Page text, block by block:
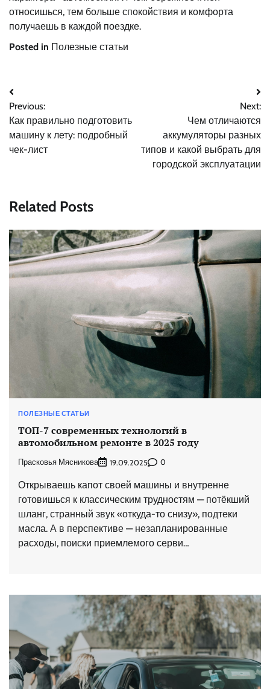
относишься, тем больше спокойствия и комфорта
получаешь в каждой поездке.
Posted in Полезные статьи
Навигация
по
записям
Previous:
Как правильно подготовить
машину к лету: подробный
чек-лист
Next:
Чем отличаются
аккумуляторы разных
типов и какой выбрать для
городской эксплуатации
Related Posts
ПОЛЕЗНЫЕ СТАТЬИ
ТОП-7 современных технологий в
автомобильном ремонте в 2025 году
Прасковья Мясникова 19.09.2025 0
Открываешь капот своей машины и внутренне
готовишься к классическим трудностям — потёкший
шланг, странный звук «откуда-то снизу», подтеки
масла. А в перспективе — незапланированные
расходы, поиски приемлемого серви…